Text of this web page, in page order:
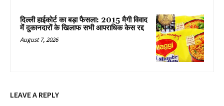
दिल्ली हाईकोर्ट का बड़ा फैसला: 2015 मैगी विवाद
में दुकानदारों के खिलाफ सभी आपराधिक केस रद्द
August 7, 2026
LEAVE A REPLY